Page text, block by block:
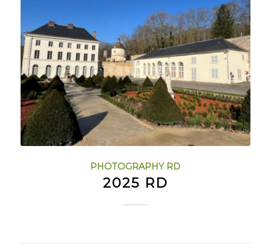
PHOTOGRAPHY RD
2025 RD